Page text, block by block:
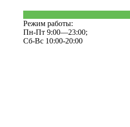
Режим работы:
Пн-Пт 9:00—23:00;
Сб-Вс 10:00-20:00